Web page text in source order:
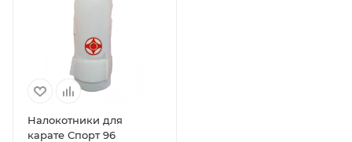
Налокотники для
карате Спорт 96